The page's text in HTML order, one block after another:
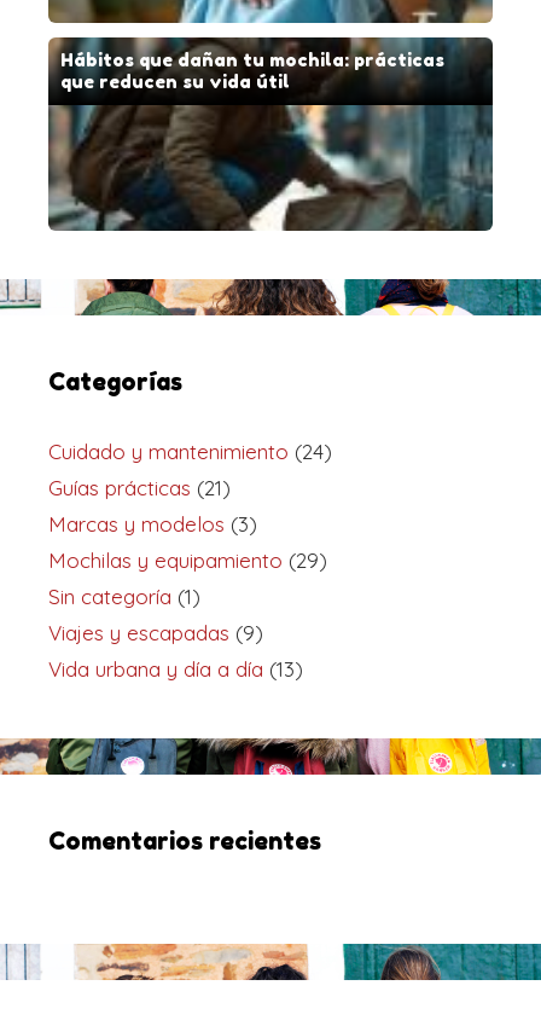
Hábitos que dañan tu mochila: prácticas
que reducen su vida útil
Categorías
Cuidado y mantenimiento (24)
Guías prácticas (21)
Marcas y modelos (3)
Mochilas y equipamiento (29)
Sin categoría (1)
Viajes y escapadas (9)
Vida urbana y día a día (13)
Comentarios recientes